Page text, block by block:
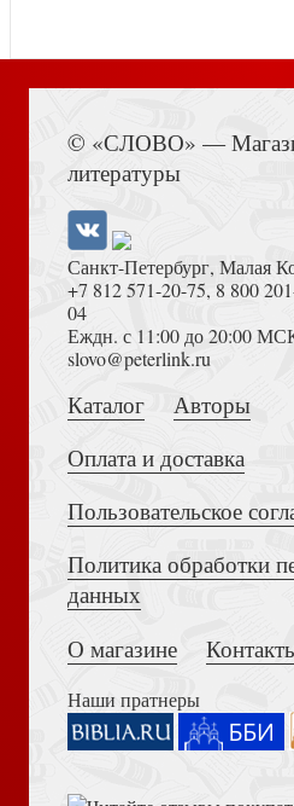
Самые знаменитые
Блок А.А. Соловьиный сад.
Города-герои и
Толкование на Апокалипсис
Достоевский Ф.М. Сила и
© «СЛОВО» —
литературы
Санкт-Петербург, Малая
+7 812 571-20-75, 8 800
04
Еждн. с 11:00 до 20:00
slovo@peterlink.ru
Каталог
Авторы
Оплата и доставка
Пользовательское
Политика обработки
данных
О магазине
Наши пратнеры